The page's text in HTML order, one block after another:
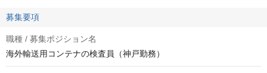
募集要項
職種 / 募集ポジション名
海外輸送用コンテナの検査員（神戸勤務）